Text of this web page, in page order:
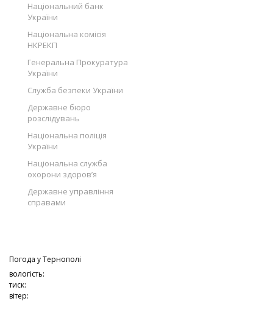
Національний банк
України
Національна комісія
НКРЕКП
Генеральна Прокуратура
України
Служба безпеки України
Державне бюро
розслідувань
Національна поліція
України
Національна служба
охорони здоров’я
Державне управління
справами
Погода уТернополі
вологість:
тиск:
вітер: